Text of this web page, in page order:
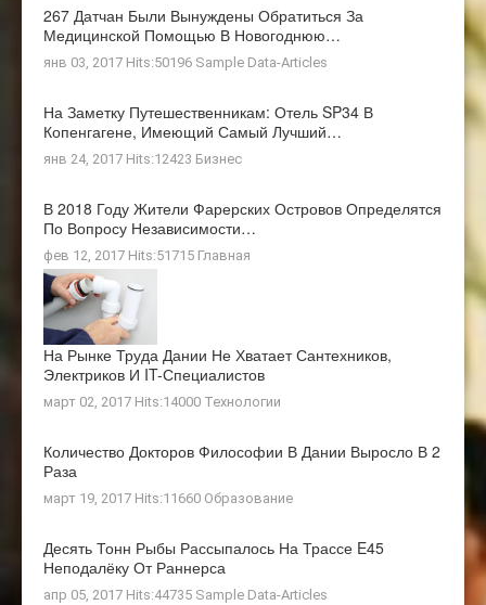
267 Датчан Были Вынуждены Обратиться За
Медицинской Помощью В Новогоднюю…
янв 03, 2017 Hits:50196 Sample Data-Articles
На Заметку Путешественникам: Отель SP34 В
Копенгагене, Имеющий Самый Лучший…
янв 24, 2017 Hits:12423 Бизнес
В 2018 Году Жители Фарерских Островов Определятся
По Вопросу Независимости…
фев 12, 2017 Hits:51715 Главная
На Рынке Труда Дании Не Хватает Сантехников,
Электриков И IT-Специалистов
март 02, 2017 Hits:14000 Технологии
Количество Докторов Философии В Дании Выросло В 2
Раза
март 19, 2017 Hits:11660 Образование
Десять Тонн Рыбы Рассыпалось На Трассе E45
Неподалёку От Раннерса
апр 05, 2017 Hits:44735 Sample Data-Articles